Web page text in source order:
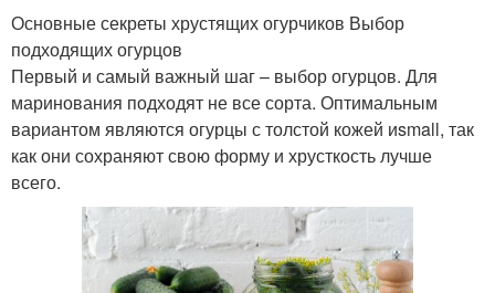
Основные секреты хрустящих огурчиков Выбор
подходящих огурцов
Первый и самый важный шаг – выбор огурцов. Для
маринования подходят не все сорта. Оптимальным
вариантом являются огурцы с толстой кожей иsmall, так
как они сохраняют свою форму и хрусткость лучше
всего.